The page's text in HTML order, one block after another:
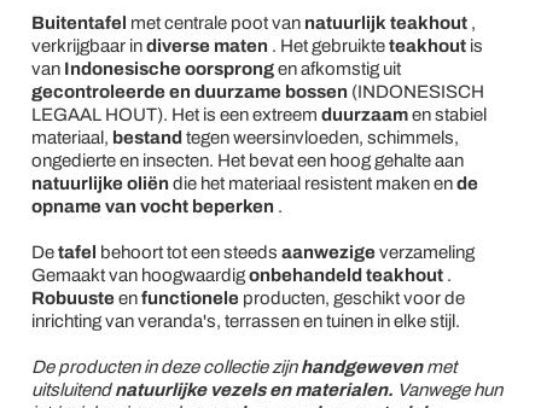
Buitentafel met centrale poot van natuurlijk teakhout,
verkrijgbaar indiverse maten . Het gebruikteteakhoutis
van Indonesische oorsprongen afkomstig uit
gecontroleerde en duurzame bossen (INDONESISCH
LEGAAL HOUT). Het is een extreem duurzaamen stabiel
materiaal, bestand tegen weersinvloeden, schimmels,
ongedierte en insecten. Het bevat een hoog gehalte aan
natuurlijke oliën die het materiaal resistent maken ende
opname van vocht beperken .
Detafel behoort tot een steeds aanwezigeverzameling
Gemaakt van hoogwaardigonbehandeld teakhout.
Robuusteenfunctioneleproducten, geschikt voor de
inrichting van veranda's, terrassen en tuinen in elke stijl.
De producten in deze collectie zijnhandgewevenmet
uitsluitendnatuurlijke vezels en materialen. Vanwege hun